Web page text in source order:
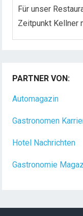
Für unser
Zeitpunkt Kellner
Dein Arbeitsplatz
(m/w/d) Du bist
PARTNER VON:
Automagazin
Gastronomen
Hotel Nachrichten
Gastronomie